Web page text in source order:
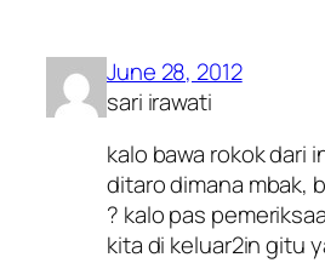
June 28, 2012
sari irawati
kalo bawa rokok dari
ditaro dimana mbak,
? kalo pas
kita di keluar2in gitu